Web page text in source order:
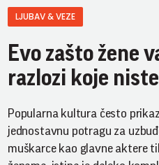
LJUBAV & VEZE
Evo zašto žene
razlozi koje
Popularna kultura često
jednostavnu potragu za
muškarce kao glavne aktere